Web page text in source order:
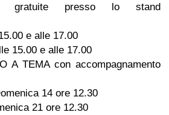
gratuite presso lo stand
e alle 17.00
15.00 e alle 17.00
A TEMA con accompagnamento
14 ore 12.30
21 ore 12.30